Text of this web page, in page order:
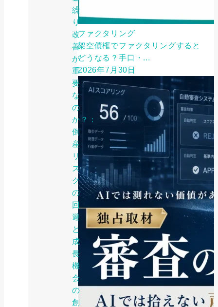
繰
り
改
善
が
重
要
な
の
か？：
倒
産
リ
ス
ク
の
回
避
と
成
長
機
会
の
創
ファクタリング
架空債権でファクタリングすると
どうなる？手口・...
2026年7月30日